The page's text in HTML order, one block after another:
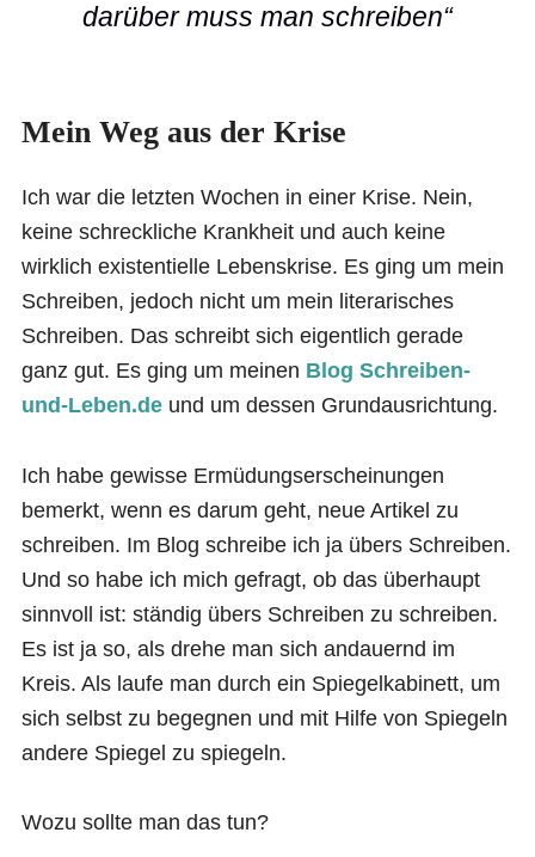
darüber muss man schreiben“
Mein Weg aus der Krise
Ich war die letzten Wochen in einer Krise. Nein,
keine schreckliche Krankheit und auch keine
wirklich existentielle Lebenskrise. Es ging um mein
Schreiben, jedoch nicht um mein literarisches
Schreiben. Das schreibt sich eigentlich gerade
ganz gut. Es ging um meinen Blog Schreiben-
und-Leben.deund um dessen Grundausrichtung.
Ich habe gewisse Ermüdungserscheinungen
bemerkt, wenn es darum geht, neue Artikel zu
schreiben. Im Blog schreibe ich ja übers Schreiben.
Und so habe ich mich gefragt, ob das überhaupt
sinnvoll ist: ständig übers Schreiben zu schreiben.
Es ist ja so, als drehe man sich andauernd im
Kreis. Als laufe man durch ein Spiegelkabinett, um
sich selbst zu begegnen und mit Hilfe von Spiegeln
andere Spiegel zu spiegeln.
Wozu sollte man das tun?